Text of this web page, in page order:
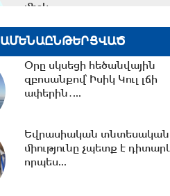
միջև
կտրուկ նվազում...
15:06 -ԵԱՏՄ-ում առկա
տարաձայնություններից
տուժում են բոլոր
14:56 -Ընդդիմությունը
ընտրակաշառքի միջոցով է
հայտնվել Խորհրդարանում....
ԱՄԵՆԱԸՆԹԵՐՑՎԱԾ
Օրը սկսեցի հեծանվային
զբոսանքով՝ Իսիկ Կուլ լճի
ափերին․...
Եվրասիական տնտեսական
միությունը չպետք է
որպես...